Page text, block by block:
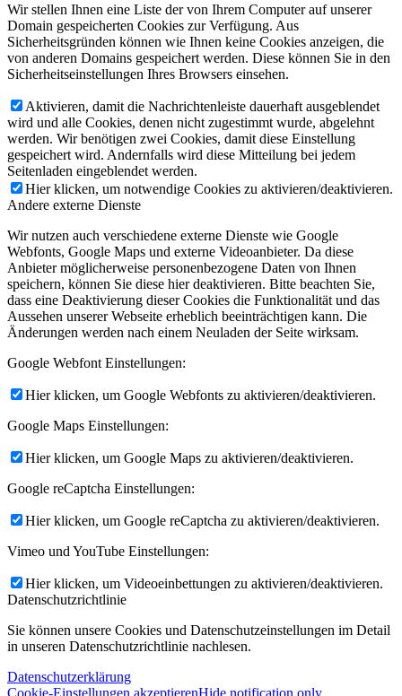
Wir stellen Ihnen eine Liste der von Ihrem Computer auf unserer
Domain gespeicherten Cookies zur Verfügung. Aus
Sicherheitsgründen können wie Ihnen keine Cookies anzeigen, die
von anderen Domains gespeichert werden. Diese können Sie in den
Sicherheitseinstellungen Ihres Browsers einsehen.
Aktivieren, damit die Nachrichtenleiste dauerhaft ausgeblendet
wird und alle Cookies, denen nicht zugestimmt wurde, abgelehnt
werden. Wir benötigen zwei Cookies, damit diese Einstellung
gespeichert wird. Andernfalls wird diese Mitteilung bei jedem
Seitenladen eingeblendet werden.
Hier klicken, um notwendige Cookies zu aktivieren/deaktivieren.
Andere externe Dienste
Wir nutzen auch verschiedene externe Dienste wie Google
Webfonts, Google Maps und externe Videoanbieter. Da diese
Anbieter möglicherweise personenbezogene Daten von Ihnen
speichern, können Sie diese hier deaktivieren. Bitte beachten Sie,
dass eine Deaktivierung dieser Cookies die Funktionalität und das
Aussehen unserer Webseite erheblich beeinträchtigen kann. Die
Änderungen werden nach einem Neuladen der Seite wirksam.
Google Webfont Einstellungen:
Hier klicken, um Google Webfonts zu aktivieren/deaktivieren.
Google Maps Einstellungen:
Hier klicken, um Google Maps zu aktivieren/deaktivieren.
Google reCaptcha Einstellungen:
Hier klicken, um Google reCaptcha zu aktivieren/deaktivieren.
Vimeo und YouTube Einstellungen:
Hier klicken, um Videoeinbettungen zu aktivieren/deaktivieren.
Datenschutzrichtlinie
Sie können unsere Cookies und Datenschutzeinstellungen im Detail
in unseren Datenschutzrichtlinie nachlesen.
Datenschutzerklärung
Cookie-Einstellungen akzeptierenHide notification only